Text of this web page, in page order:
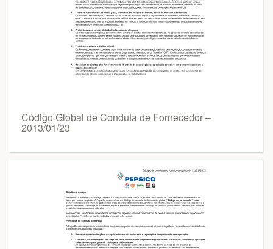
Código Global de Conduta de Fornecedor –
2013/01/23